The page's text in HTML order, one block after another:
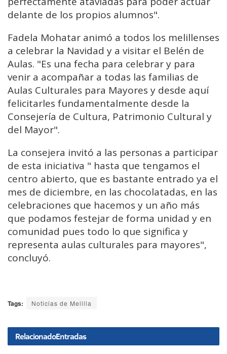
delante de los propios alumnos".
Fadela Mohatar animó a todos los melillenses
a celebrar la Navidad y a visitar el Belén de
Aulas. "Es una fecha para celebrary para
venir a acompañar a todas las familias de
Aulas Culturales para Mayores y desde aquí
felicitarles fundamentalmente desde la
Consejería de Cultura, Patrimonio Cultural y
del Mayor".
La consejera invitó a las personas a participar
de esta iniciativa " hasta que tengamos el
centro abierto, que es bastante entrado ya el
mes de diciembre, en las chocolatadas, en las
celebraciones que hacemos y un año más
que podamos festejar de forma unidad y en
comunidad pues todo lo que significa y
representa aulas culturales para mayores",
concluyó.
Tags: Noticias de Melilla
RelacionadoEntradas